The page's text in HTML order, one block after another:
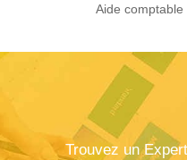
Aide
Trouvez un